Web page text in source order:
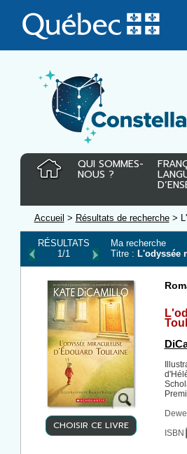
au
contenu
QUI SOMMES-
NOUS ?
Accueil > Résultats de recherche>
RÉSULTATS
1/1
Ma recherche
Titre : L'odyssée
CHOISIR CE LIVRE
ISBN